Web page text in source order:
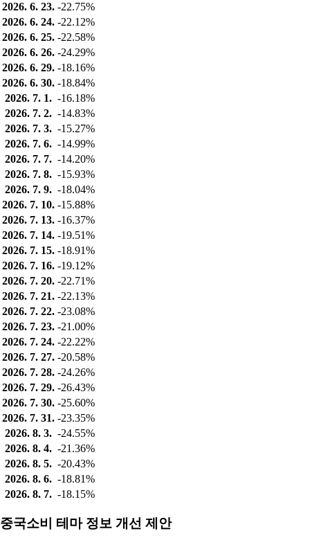
2026. 6. 23. -22.75%
2026. 6. 24. -22.12%
2026. 6. 25. -22.58%
2026. 6. 26. -24.29%
2026. 6. 29. -18.16%
2026. 6. 30. -18.84%
2026. 7. 1. -16.18%
2026. 7. 2. -14.83%
2026. 7. 3. -15.27%
2026. 7. 6. -14.99%
2026. 7. 7. -14.20%
2026. 7. 8. -15.93%
2026. 7. 9. -18.04%
2026. 7. 10. -15.88%
2026. 7. 13. -16.37%
2026. 7. 14. -19.51%
2026. 7. 15. -18.91%
2026. 7. 16. -19.12%
2026. 7. 20. -22.71%
2026. 7. 21. -22.13%
2026. 7. 22. -23.08%
2026. 7. 23. -21.00%
2026. 7. 24. -22.22%
2026. 7. 27. -20.58%
2026. 7. 28. -24.26%
2026. 7. 29. -26.43%
2026. 7. 30. -25.60%
2026. 7. 31. -23.35%
2026. 8. 3. -24.55%
2026. 8. 4. -21.36%
2026. 8. 5. -20.43%
2026. 8. 6. -18.81%
2026. 8. 7. -18.15%
중국소비 테마 정보 개선 제안